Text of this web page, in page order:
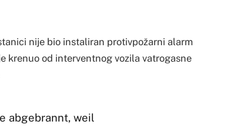
nije bio instaliran protivpožarni alarm
krenuo od interventnog vozila vatrogasne
abgebrannt, weil